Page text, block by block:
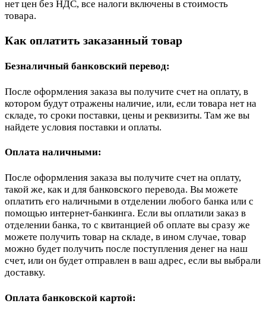
нет цен без НДС, все налоги включены в стоимость
товара.
Как оплатить заказанный товар
Безналичный банковский перевод:
После оформления заказа вы получите счет на оплату, в
котором будут отражены наличие, или, если товара нет на
складе, то сроки поставки, цены и реквизиты. Там же вы
найдете условия поставки и оплаты.
Оплата наличными:
После оформления заказа вы получите счет на оплату,
такой же, как и для банковского перевода. Вы можете
оплатить его наличными в отделении любого банка или с
помощью интернет-банкинга. Если вы оплатили заказ в
отделении банка, то с квитанцией об оплате вы сразу же
можете получить товар на складе, в ином случае, товар
можно будет получить после поступления денег на наш
счет, или он будет отправлен в ваш адрес, если вы выбрали
доставку.
Оплата банковской картой: